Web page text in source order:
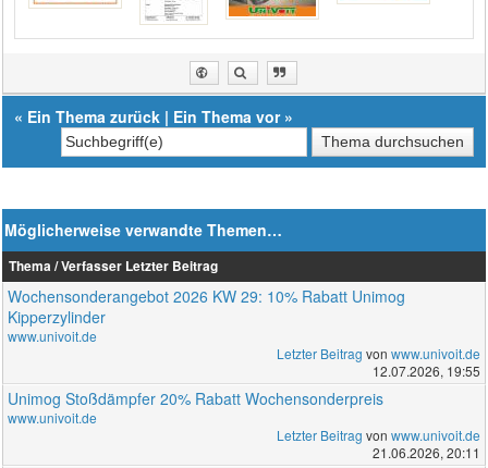
« Ein Thema zurück | Ein Thema vor»
Möglicherweise verwandte Themen…
Thema / Verfasser Letzter Beitrag
Wochensonderangebot 2026 KW 29: 10% Rabatt Unimog
Kipperzylinder
www.univoit.de
Letzter Beitrag von www.univoit.de
12.07.2026, 19:55
Unimog Stoßdämpfer 20% Rabatt Wochensonderpreis
www.univoit.de
Letzter Beitrag von www.univoit.de
21.06.2026, 20:11